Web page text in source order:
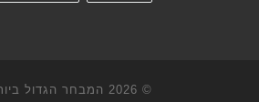
© 2026 המבחר הגדול